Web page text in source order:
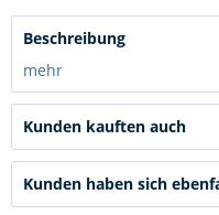
Beschreibung
mehr
Kunden kauften auch
Kunden haben sich